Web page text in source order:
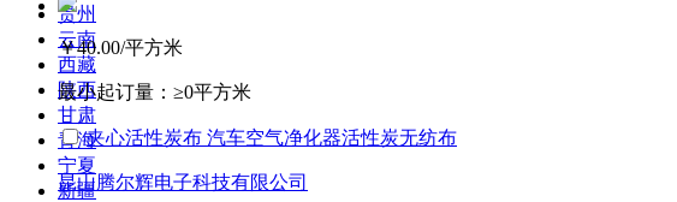
贵州
云南
西藏
陕西
甘肃
青海
宁夏
新疆
￥40.00/平方米
最小起订量： ≥0平方米
夹心活性炭布 汽车空气净化器活性炭无纺布
昆山腾尔辉电子科技有限公司